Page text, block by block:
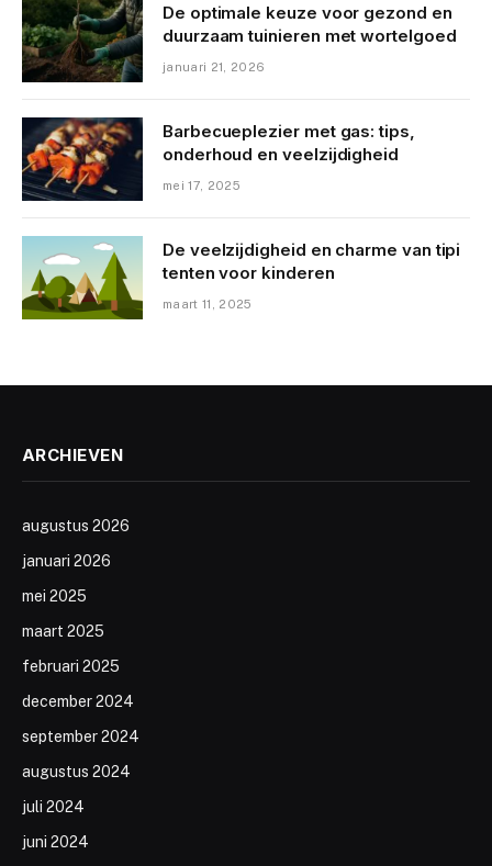
De optimale keuze voor gezond en
duurzaam tuinieren met wortelgoed
januari 21, 2026
Barbecueplezier met gas: tips,
onderhoud en veelzijdigheid
mei 17, 2025
De veelzijdigheid en charme van tipi
tenten voor kinderen
maart 11, 2025
ARCHIEVEN
augustus 2026
januari 2026
mei 2025
maart 2025
februari 2025
december 2024
september 2024
augustus 2024
juli 2024
juni 2024